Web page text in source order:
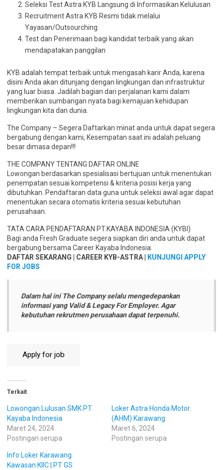
Seleksi Test Astra KYB Langsung di Informasikan Kelulusan
Recruitment Astra KYB Resmi tidak melalui
Yayasan/Outsourching
Test dan Penerimaan bagi kandidat terbaik yang akan
mendapatakan panggilan
KYB adalah tempat terbaik untuk mengasah karir Anda, karena
disini Anda akan ditunjang dengan lingkungan dan infrastruktur
yang luar biasa. Jadilah bagian dari perjalanan kami dalam
memberikan sumbangan nyata bagi kemajuan kehidupan
lingkungan kita dan dunia.
The Company – Segera Daftarkan minat anda untuk dapat segera
bergabung dengan kami, Kesempatan saat ini adalah peluang
besar dimasa depan!!!
THE COMPANY TENTANG DAFTAR ONLINE
Lowongan berdasarkan spesialisasi bertujuan untuk menentukan
penempatan sesuai kompetensi & kriteria posisi kerja yang
dibutuhkan. Pendaftaran data guna untuk seleksi awal agar dapat
menentukan secara otomatis kriteria sesuai kebutuhan
perusahaan.
TATA CARA PENDAFTARAN PT.KAYABA INDONESIA (KYBI)
Bagi anda Fresh Graduate segera siapkan diri anda untuk dapat
bergabung bersama Career Kayaba Indonesia.
DAFTAR SEKARANG | CAREER KYB-ASTRA |
KUNJUNGI APPLY
FOR JOBS
Dalam hal ini The Company selalu mengedepankan
informasi yang Valid & Legacy For Employer. Agar
kebutuhan rekrutmen perusahaan dapat terpenuhi.
Terkait
Lowongan Lulusan SMK PT.
Kayaba Indonesia
Maret 24, 2024
Postingan serupa
Loker Astra Honda Motor
(AHM) Karawang
Maret 6, 2024
Postingan serupa
Info Loker Karawang
Kawasan KIIC | PT GS